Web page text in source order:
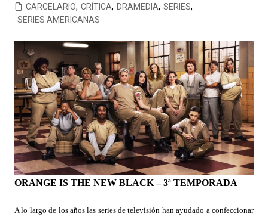
CARCELARIO, CRÍTICA, DRAMEDIA, SERIES,
SERIES AMERICANAS
ORANGE IS THE NEW BLACK – 3ª TEMPORADA
A lo largo de los años las series de televisión han ayudado a confeccionar